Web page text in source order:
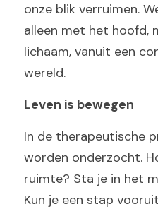
onze blik verruimen.
alleen met het hoofd,
lichaam, vanuit een
wereld.
Leven is bewegen
In de therapeutische
worden onderzocht.
ruimte? Sta je in het
Kun je een stap